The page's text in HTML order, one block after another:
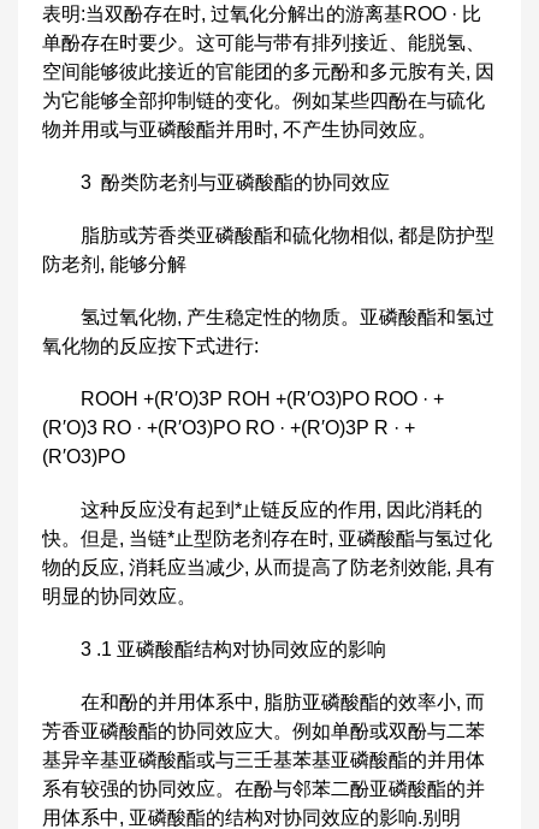
表明:当双酚存在时, 过氧化分解出的游离基ROO · 比
单酚存在时要少。这可能与带有排列接近、能脱氢、
空间能够彼此接近的官能团的多元酚和多元胺有关, 因
为它能够全部抑制链的变化。例如某些四酚在与硫化
物并用或与亚磷酸酯并用时, 不产生协同效应。
3 酚类防老剂与亚磷酸酯的协同效应
脂肪或芳香类亚磷酸酯和硫化物相似, 都是防护型
防老剂, 能够分解
氢过氧化物, 产生稳定性的物质。亚磷酸酯和氢过
氧化物的反应按下式进行:
ROOH +(R′O)3P ROH +(R′O3)PO ROO · +
(R′O)3 RO · +(R′O3)PO RO · +(R′O)3P R · +
(R′O3)PO
这种反应没有起到*止链反应的作用, 因此消耗的
快。但是, 当链*止型防老剂存在时, 亚磷酸酯与氢过化
物的反应, 消耗应当减少, 从而提高了防老剂效能, 具有
明显的协同效应。
3 .1 亚磷酸酯结构对协同效应的影响
在和酚的并用体系中, 脂肪亚磷酸酯的效率小, 而
芳香亚磷酸酯的协同效应大。例如单酚或双酚与二苯
基异辛基亚磷酸酯或与三壬基苯基亚磷酸酯的并用体
系有较强的协同效应。在酚与邻苯二酚亚磷酸酯的并
用体系中, 亚磷酸酯的结构对协同效应的影响.别明